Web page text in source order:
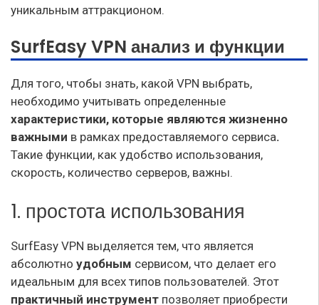
уникальным аттракционом.
SurfEasy VPN анализ и функции
Для того, чтобы знать, какой VPN выбрать,
необходимо учитывать определенные
характеристики, которые являются жизненно
важными в рамках предоставляемого сервиса.
Такие функции, как удобство использования,
скорость, количество серверов, важны.
1. простота использования
SurfEasy VPN выделяется тем, что является
абсолютно удобным сервисом, что делает его
идеальным для всех типов пользователей. Этот
практичный инструмент позволяет приобрести